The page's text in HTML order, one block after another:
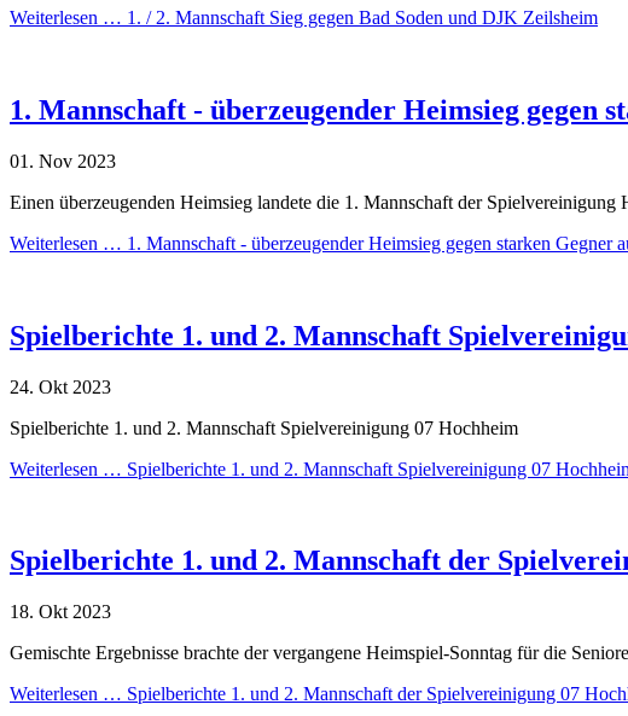
Weiterlesen … 1. / 2. Mannschaft Sieg gegen Bad Soden und DJK Zeilsheim
1. Mannschaft - überzeugender Heimsieg gegen
01. Nov 2023
Einen überzeugenden Heimsieg landete die 1. Mannschaft der
Weiterlesen … 1. Mannschaft - überzeugender Heimsieg gegen starken Gegner
Spielberichte 1. und 2. Mannschaft
24. Okt 2023
Spielberichte 1. und 2. Mannschaft Spielvereinigung 07 Hochheim
Weiterlesen … Spielberichte 1. und 2. Mannschaft Spielvereinigung 07
Spielberichte 1. und 2. Mannschaft der
18. Okt 2023
Gemischte Ergebnisse brachte der vergangene Heimspiel-Sonntag für die
Weiterlesen … Spielberichte 1. und 2. Mannschaft der Spielvereinigung 07